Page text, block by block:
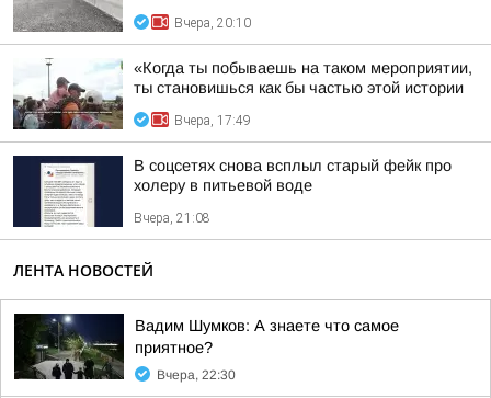
Вчера, 20:10
«Когда ты побываешь на таком мероприятии,
ты становишься как бы частью этой истории
Вчера, 17:49
В соцсетях снова всплыл старый фейк про
холеру в питьевой воде
Вчера, 21:08
ЛЕНТА НОВОСТЕЙ
Вадим Шумков: А знаете что самое
приятное?
Вчера, 22:30